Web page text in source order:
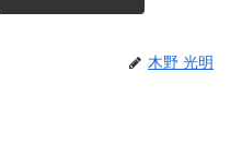
木野 光明